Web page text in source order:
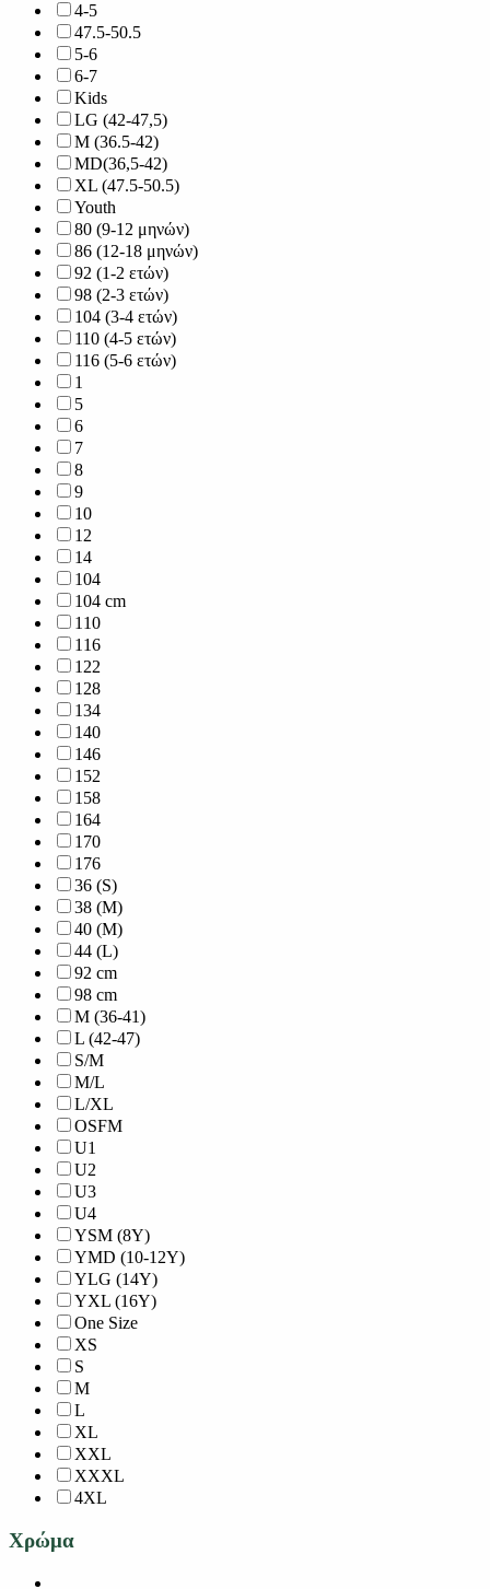
4-5
47.5-50.5
5-6
6-7
Kids
LG (42-47,5)
M (36.5-42)
MD(36,5-42)
XL (47.5-50.5)
Youth
80 (9-12 μηνών)
86 (12-18 μηνών)
92 (1-2 ετών)
98 (2-3 ετών)
104 (3-4 ετών)
110 (4-5 ετών)
116 (5-6 ετών)
1
5
6
7
8
9
10
12
14
104
104 cm
110
116
122
128
134
140
146
152
158
164
170
176
36 (S)
38 (M)
40 (M)
44 (L)
92 cm
98 cm
M (36-41)
L (42-47)
S/M
M/L
L/XL
OSFM
U1
U2
U3
U4
YSM (8Y)
YMD (10-12Y)
YLG (14Y)
YXL (16Y)
One Size
XS
S
M
L
XL
XXL
XXXL
4XL
Χρώμα